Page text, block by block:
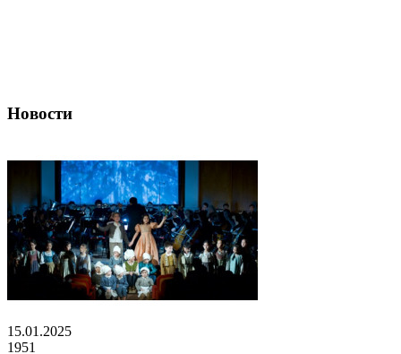
Новости
15.01.2025
1951